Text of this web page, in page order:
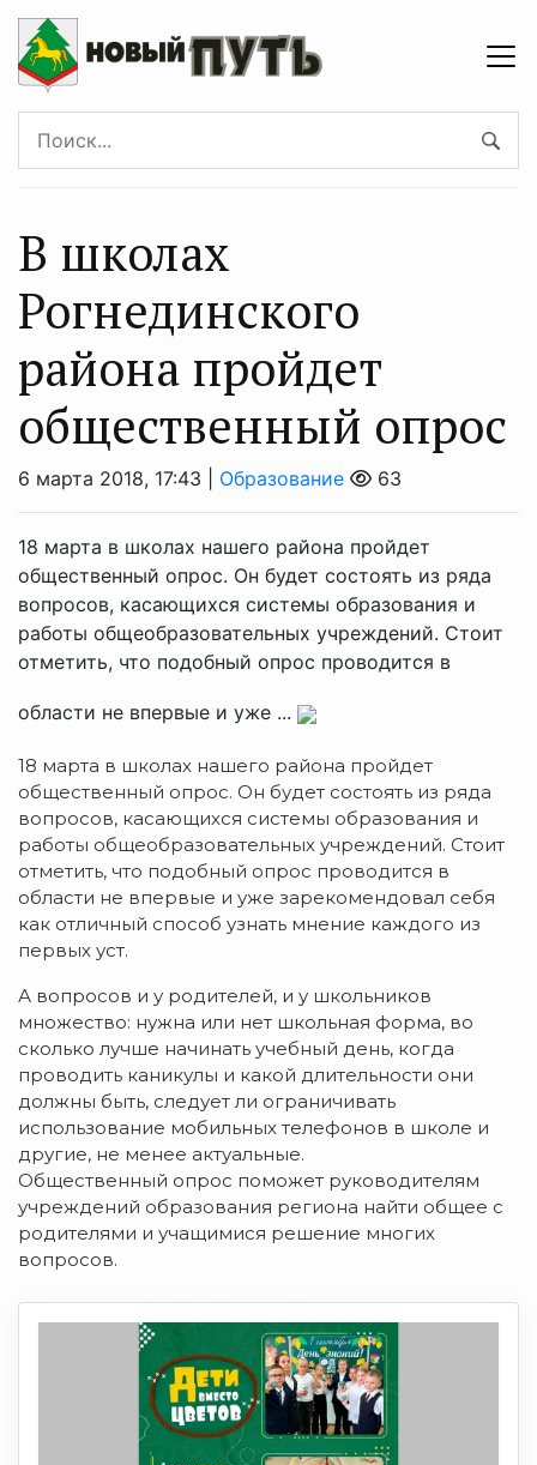
В школах
Рогнединского
района пройдет
общественный опрос
6 марта 2018, 17:43 | Образование 63
18 марта в школах нашего района пройдет
общественный опрос. Он будет состоять из ряда
вопросов, касающихся системы образования и
работы общеобразовательных учреждений. Стоит
отметить, что подобный опрос проводится в
области не впервые и уже ...
18 марта в школах нашего района пройдет
общественный опрос. Он будет состоять из ряда
вопросов, касающихся системы образования и
работы общеобразовательных учреждений. Стоит
отметить, что подобный опрос проводится в
области не впервые и уже зарекомендовал себя
как отличный способ узнать мнение каждого из
первых уст.
А вопросов и у родителей, и у школьников
множество: нужна или нет школьная форма, во
сколько лучше начинать учебный день, когда
проводить каникулы и какой длительности они
должны быть, следует ли ограничивать
использование мобильных телефонов в школе и
другие, не менее актуальные.
Общественный опрос поможет руководителям
учреждений образования региона найти общее с
родителями и учащимися решение многих
вопросов.